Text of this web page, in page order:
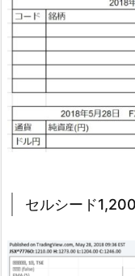
セルシード